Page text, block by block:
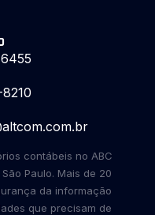
contábeis no ABC
Paulo. Mais de 20
da informação
que precisam de